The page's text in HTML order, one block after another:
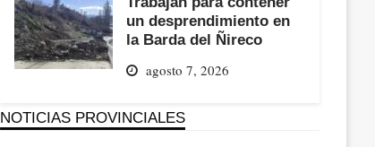
un desprendimiento en
la Barda del Ñireco
agosto 7, 2026
NOTICIAS PROVINCIALES